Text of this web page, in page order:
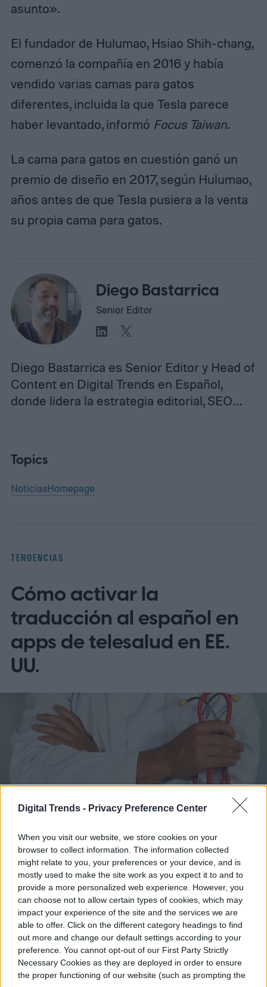
Digital Trends - Privacy Preference Center
When you visit our website, we store cookies on your
browser to collect information. The information collected
might relate to you, your preferences or your device, and is
mostly used to make the site work as you expect it to and to
provide a more personalized web experience. However, you
can choose not to allow certain types of cookies, which may
impact your experience of the site and the services we are
able to offer. Click on the different category headings to find
out more and change our default settings according to your
preference. You cannot opt-out of our First Party Strictly
Necessary Cookies as they are deployed in order to ensure
the proper functioning of our website (such as prompting the
asunto».
El fundador de Hulumao, Hsiao Shih-chang,
comenzó la compañía en 2016 y había
vendido varias camas para gatos
diferentes, incluida la que Tesla parece
haber levantado, informó Focus Taiwan.
La cama para gatos en cuestión ganó un
premio de diseño en 2017, según Hulumao,
años antes de que Tesla pusiera a la venta
su propia cama para gatos.
Diego Bastarrica
Senior Editor
Diego Bastarrica es Senior Editor y Head of
Content en Digital Trends en Español,
donde lidera la estrategia editorial, SEO…
Topics
NoticiasHomepage
TENDENCIAS
Cómo activar la
traducción al español en
apps de telesalud en EE.
UU.
La salud de tu familia es lo primero, pero en
Estados Unidos muchos portales médicos
siguen hablando solo en inglés, lo que
complica el día a día de padres y abuelos
hispanohablantes. En esta guía práctica
aprenderás paso a paso cómo poner en